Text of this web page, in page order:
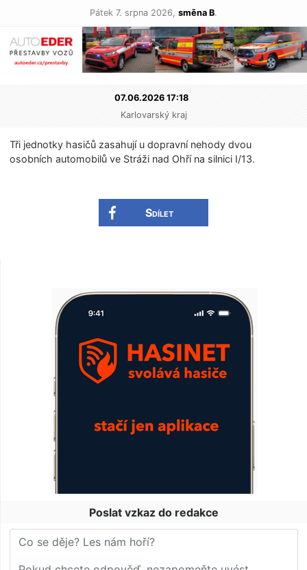
Pátek 7. srpna 2026, směna B.
07.06.2026 17:18
Karlovarský kraj
Tři jednotky hasičů zasahují u dopravní nehody dvou
osobních automobilů ve Stráži nad Ohří na silnici I/13.
Sdílet
Poslat vzkaz do redakce